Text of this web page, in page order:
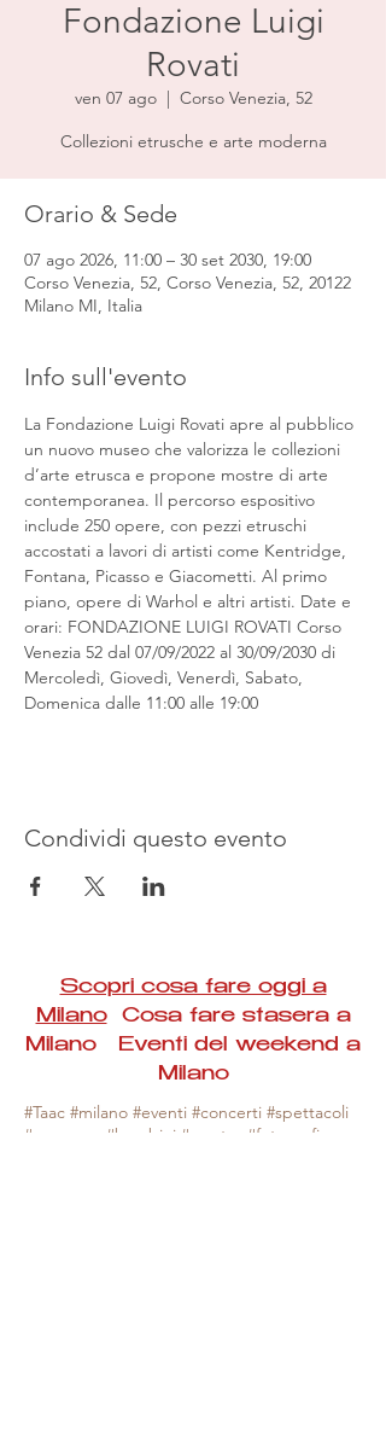
Fondazione Luigi
Rovati
ven 07 ago
  |
Corso Venezia, 52
Collezioni etrusche e arte moderna
Orario & Sede
07 ago 2026, 11:00 – 30 set 2030, 19:00
Corso Venezia, 52, Corso Venezia, 52, 20122
Milano MI, Italia
Info sull'evento
La Fondazione Luigi Rovati apre al pubblico
un nuovo museo che valorizza le collezioni
d’arte etrusca e propone mostre di arte
contemporanea. Il percorso espositivo
include 250 opere, con pezzi etruschi
accostati a lavori di artisti come Kentridge,
Fontana, Picasso e Giacometti. Al primo
piano, opere di Warhol e altri artisti. Date e
orari: FONDAZIONE LUIGI ROVATI Corso
Venezia 52 dal 07/09/2022 al 30/09/2030 di
Mercoledì, Giovedì, Venerdì, Sabato,
Domenica dalle 11:00 alle 19:00
Condividi questo evento
Scopri cosa fare oggi a
MilanoCosa fare stasera a
Milano Eventi del weekend a
Milano
#Taac #milano #eventi #concerti #spettacoli
#rassegne #bambini #mostre #fotografia